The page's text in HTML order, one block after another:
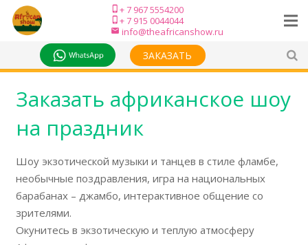
phone_iphone+ 7 967 5554200
phone_iphone+ 7 915 0044044
email info@theafricanshow.ru
ЗАКАЗАТЬ
Заказать африканское шоу
на праздник
Шоу экзотической музыки и танцев в стиле фламбе,
необычные поздравления, игра на национальных
барабанах – джамбо, интерактивное общение со
зрителями.
Окунитесь в экзотическую и теплую атмосферу